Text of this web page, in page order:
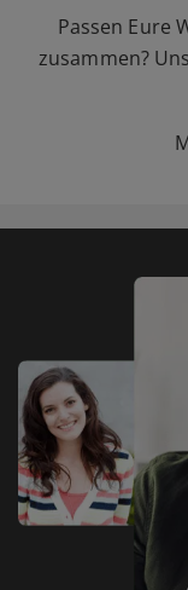
Passen Eure
zusammen?